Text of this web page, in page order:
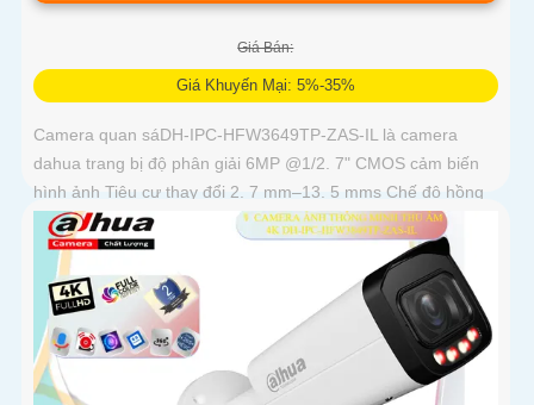
Giá Bán:
Giá Khuyến Mại: 5%-35%
Camera quan sáDH-IPC-HFW3649TP-ZAS-IL là camera
dahua trang bị độ phân giải 6MP @1/2. 7" CMOS cảm biến
hình ảnh Tiêu cự thay đổi 2. 7 mm–13. 5 mms Chế độ hồng
ngoại và led trợ...